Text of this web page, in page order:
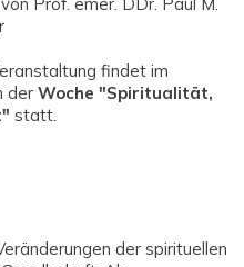
findet im
der Woche "Spiritualität,
statt.
der spirituellen